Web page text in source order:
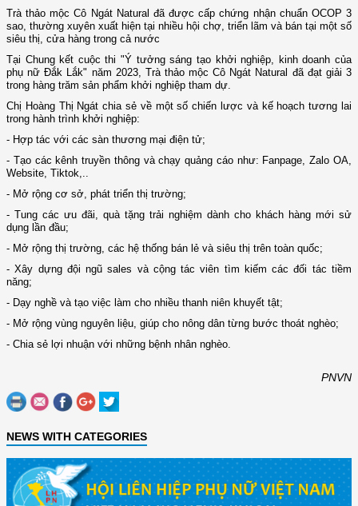
Trà thảo mộc Cô Ngát Natural đã được cấp chứng nhận chuẩn OCOP 3
sao, thường xuyên xuất hiện tại nhiều hội chợ, triển lãm và bán tại một số
siêu thị, cửa hàng trong cả nước
Tại Chung kết cuộc thi "Ý tưởng sáng tạo khởi nghiệp, kinh doanh của
phụ nữ Đắk Lắk" năm 2023, Trà thảo mộc Cô Ngát Natural đã đạt giải 3
trong hàng trăm sản phẩm khởi nghiệp tham dự.
Chị Hoàng Thị Ngát chia sẻ về một số chiến lược và kế hoạch tương lai
trong hành trình khởi nghiệp:
- Hợp tác với các sàn thương mại điện tử;
- Tạo các kênh truyền thông và chạy quảng cáo như: Fanpage, Zalo OA,
Website, Tiktok,..
- Mở rộng cơ sở, phát triển thị trường;
- Tung các ưu đãi, quà tặng trải nghiệm dành cho khách hàng mới sử
dụng lần đầu;
- Mở rộng thị trường, các hệ thống bán lẻ và siêu thị trên toàn quốc;
- Xây dựng đội ngũ sales và cộng tác viên tìm kiếm các đối tác tiềm
năng;
- Dạy nghề và tạo việc làm cho nhiều thanh niên khuyết tật;
- Mở rộng vùng nguyên liệu, giúp cho nông dân từng bước thoát nghèo;
- Chia sẻ lợi nhuận với những bệnh nhân nghèo.
PNVN
NEWS WITH CATEGORIES